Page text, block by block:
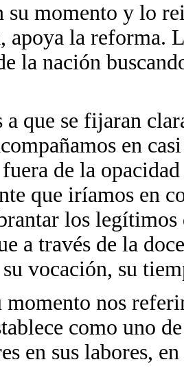
momento y lo
apoya la reforma.
la nación
que se fijaran
en
de la
que iríamos en
los
a través de la
vocación, su
momento nos
como uno
en sus labores,